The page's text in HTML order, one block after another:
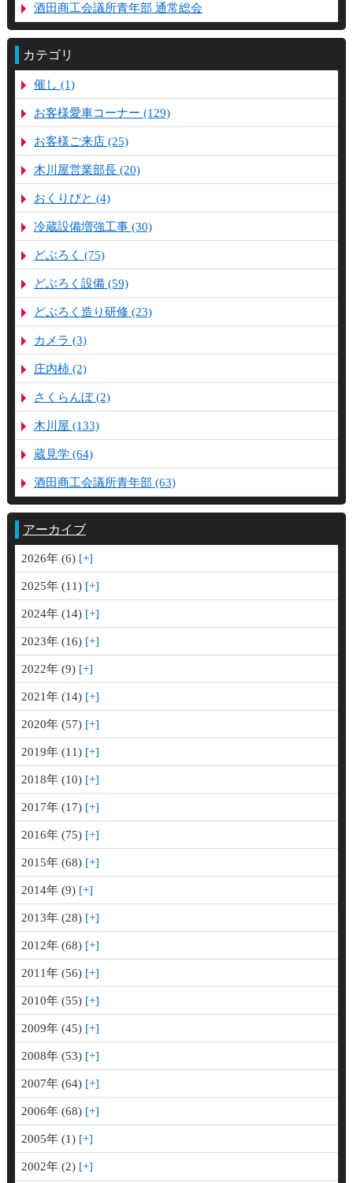
酒田商工会議所青年部 通常総会
カテゴリ
催し (1)
お客様愛車コーナー (129)
お客様ご来店 (25)
木川屋営業部長 (20)
おくりびと (4)
冷蔵設備増強工事 (30)
どぶろく (75)
どぶろく設備 (59)
どぶろく造り研修 (23)
カメラ (3)
庄内柿 (2)
さくらんぼ (2)
木川屋 (133)
蔵見学 (64)
酒田商工会議所青年部 (63)
アーカイブ
2026年 (6)
2025年 (11)
2024年 (14)
2023年 (16)
2022年 (9)
2021年 (14)
2020年 (57)
2019年 (11)
2018年 (10)
2017年 (17)
2016年 (75)
2015年 (68)
2014年 (9)
2013年 (28)
2012年 (68)
2011年 (56)
2010年 (55)
2009年 (45)
2008年 (53)
2007年 (64)
2006年 (68)
2005年 (1)
2002年 (2)